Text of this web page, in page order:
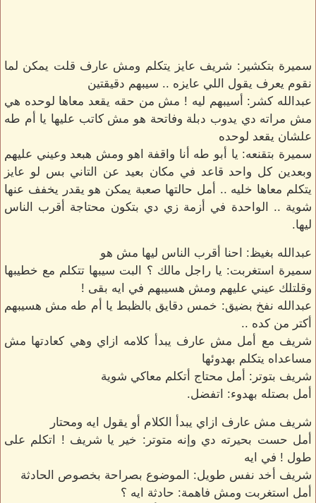
سميرة بتكشير: شريف عايز يتكلم ومش عارف قلت يمكن لما
نقوم يعرف يقول اللي عايزه .. سيبهم دقيقتين
عبدالله كشر: أسيبهم ليه ! مش من حقه يقعد معاها لوحده هي
مش مراته دي يدوب دبلة وفاتحة هو مش كاتب عليها يا أم طه
علشان يقعد لوحده
سميرة بتقنعه: يا أبو طه أنا واقفة اهو ومش هبعد وعيني عليهم
وبعدين كل واحد قاعد في مكان بعيد عن التاني بس لو عايز
يتكلم معاها خليه .. أمل حالتها صعبة يمكن هو يقدر يخفف عنها
شوية .. الواحدة في أزمة زي دي بتكون محتاجة أقرب الناس
ليها.
عبدالله بغيظ: احنا أقرب الناس ليها مش هو
سميرة استغربت: يا راجل مالك ؟ البت سيبها تتكلم مع خطيبها
وقلتلك عيني عليهم ومش هسيبهم في ايه بقى !
عبدالله نفخ بضيق: خمس دقايق بالظبط يا أم طه مش هسيبهم
أكتر من كده ..
شريف مع أمل مش عارف يبدأ كلامه ازاي وهي كعادتها مش
مساعداه يتكلم بهدوئها
شريف بتوتر: أمل محتاج أتكلم معاكي شوية
أمل بصتله بهدوء: اتفضل.
شريف مش عارف ازاي يبدأ الكلام أو يقول ايه ومحتار
أمل حست بحيرته دي وإنه متوتر: خير يا شريف ! اتكلم على
طول ! في ايه
شريف أخد نفس طويل: الموضوع بصراحة بخصوص الحادثة
أمل استغربت ومش فاهمة: حادثة ايه ؟